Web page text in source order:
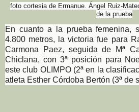
foto cortesia de Ermanue. Ángel Ruiz-
de la prueba
En cuanto a la prueba femenina,
4.800 metros, la victoria fue para
Carmona Paez, seguida de Mª
Chiclana, con 3ª posición para
este club OLIMPO (2ª en la
atleta Esther Córdoba Bertón (3ª de